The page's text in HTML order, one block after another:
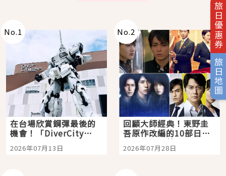
旅日優惠券
旅日地圖
No.1
在台場欣賞鋼彈最後的
機會！「DiverCity
Tokyo Plaza」搭船、
購物、美食及夜景，一
2026年07月13日
No.2
回顧大師經典！東野圭
吾原作改編的10部日本
影視作品推薦
2026年07月28日